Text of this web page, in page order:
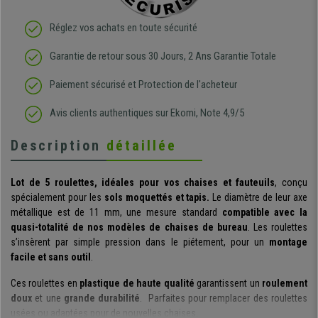
Réglez vos achats en toute sécurité
Garantie de retour sous 30 Jours, 2 Ans Garantie Totale
Paiement sécurisé et Protection de l'acheteur
Avis clients authentiques sur Ekomi, Note 4,9/5
Description détaillée
Lot de 5 roulettes, idéales pour vos chaises et fauteuils, conçu
spécialement pour les sols moquettés et tapis. Le diamètre de leur axe
métallique est de 11 mm, une mesure standard compatible avec la
quasi-totalité de nos modèles de chaises de bureau. Les roulettes
s’insèrent par simple pression dans le piétement, pour un montage
facile et sans outil .
Ces roulettes en plastique de haute qualité garantissent un roulement
doux et une grande durabilité. Parfaites pour remplacer des roulettes
usées ou adaptées pour de nouvelles chaises.